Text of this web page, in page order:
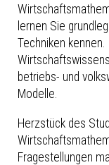
lernen Sie
Techniken
betriebs- und
Modelle.
Herzstück des
Fragestellungen